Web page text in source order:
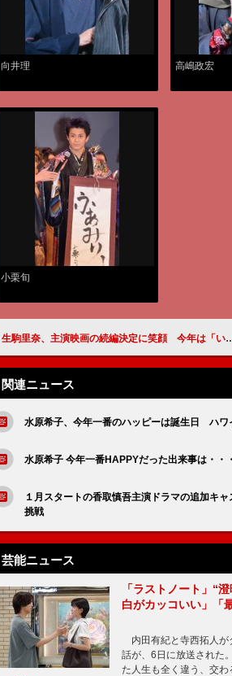
向井理 高嶋政宏
小栗旬
生駒里奈、主演映画の続編決定に笑顔 今年は「いろんなお芝居にチャレンジしたい」
関連ニュース
水原希子、今年一番のハッピーは誕生日 ハワ
水原希子 今年一番HAPPYだった出来事は・・
１月スタートの香取慎吾主演ドラマの追加キ
挑戦
芸能ニュース
「ラストノート」“
白がカッコいい」「
内田有紀と寺西拓人が
話が、6日に放送された
た人生も全く違う、交